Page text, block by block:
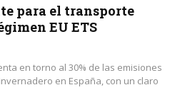
para el transporte
EU ETS
en torno al 30% de las emisiones
en España, con un claro